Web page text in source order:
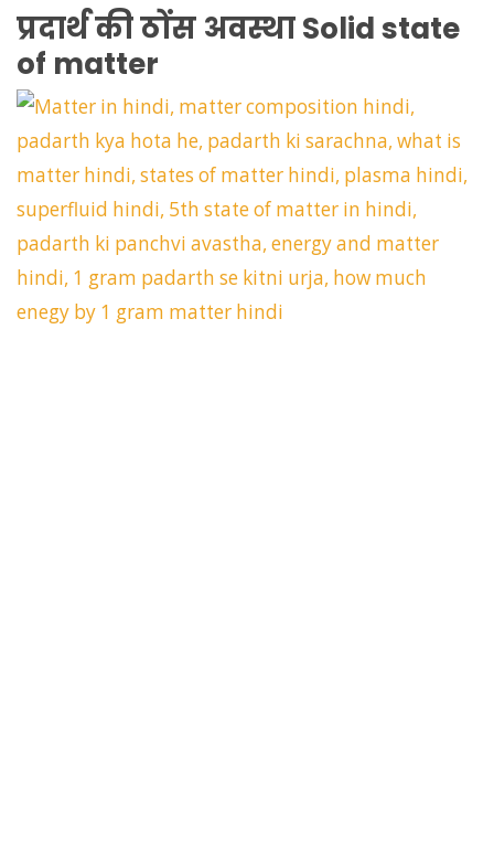
प्रदार्थ की ठोंस अवस्था Solid state
of matter